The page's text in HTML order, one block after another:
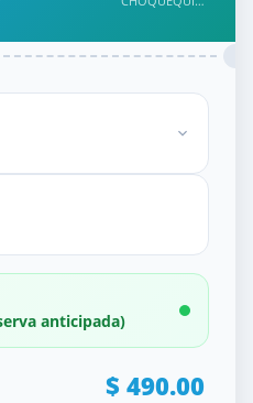
anticipada)
$ 490.00